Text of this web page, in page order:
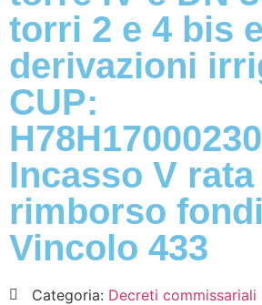
torri 2 e 4 bis
derivazioni
CUP:
Incasso V rata
rimborso
Vincolo 433
Categoria: Decreti commissariali